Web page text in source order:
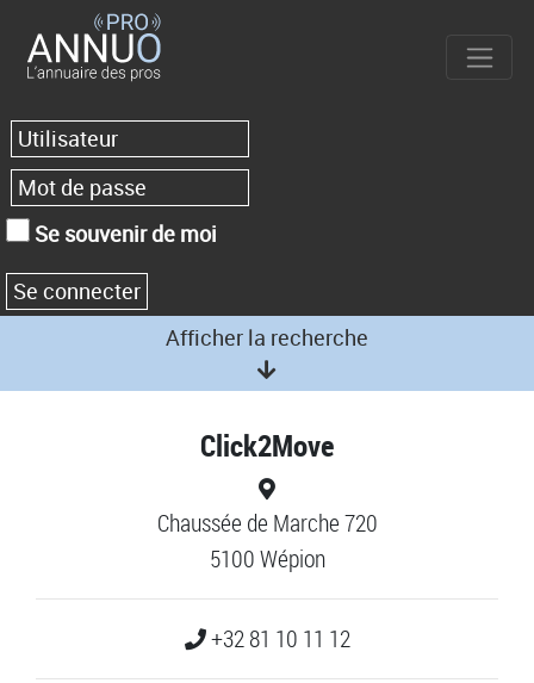
Se souvenir de moi
Afficher la recherche
Click2Move
Chaussée de Marche 720
5100 Wépion
+32 81 10 11 12